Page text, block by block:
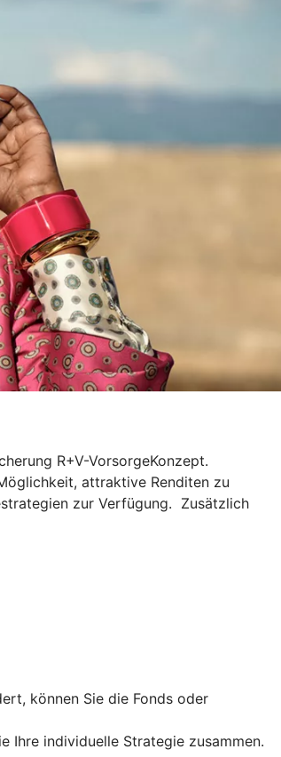
R+V-VorsorgeKonzept.
attraktive Renditen zu
zur Verfügung. Zusätzlich
können Sie die Fonds oder
Ihre individuelle Strategie zusammen.